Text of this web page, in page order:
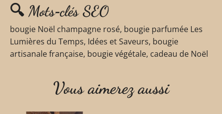
🔍 Mots‑clés SEO
bougie Noël champagne rosé, bougie parfumée Les
Lumières du Temps, Idées et Saveurs, bougie
artisanale française, bougie végétale, cadeau de Noël
Vous aimerez aussi